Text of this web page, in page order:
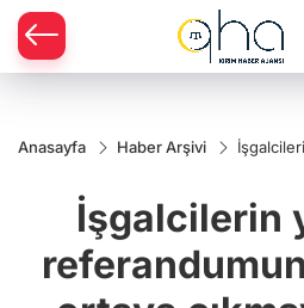
Anasayfa Haber Arşivi
hileleri
çıkmaya
İşgalcilerin